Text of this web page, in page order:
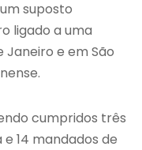
suposto
ligado a uma
Janeiro e em São
cumpridos três
14 mandados de